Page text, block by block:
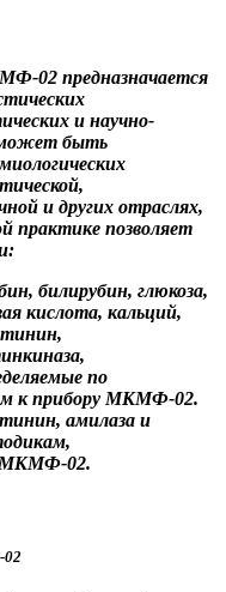
02 предназначается
и научно-
может быть
и других отраслях,
практике позволяет
билирубин, глюкоза,
кислота, кальций,
по
к прибору МКМФ-02.
амилаза и
МКМФ-02.
02